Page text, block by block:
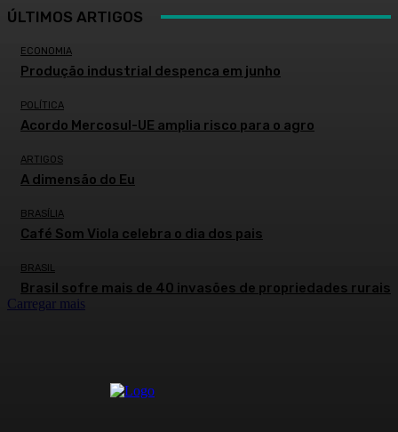
ÚLTIMOS ARTIGOS
ECONOMIA
Produção industrial despenca em junho
POLÍTICA
Acordo Mercosul-UE amplia risco para o agro
ARTIGOS
A dimensão do Eu
BRASÍLIA
Café Som Viola celebra o dia dos pais
BRASIL
Brasil sofre mais de 40 invasões de propriedades rurais
Carregar mais